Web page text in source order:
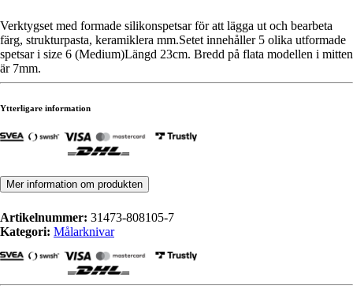
Verktygset med formade silikonspetsar för att lägga ut och bearbeta
färg, strukturpasta, keramiklera mm.Setet innehåller 5 olika utformade
spetsar i size 6 (Medium)Längd 23cm. Bredd på flata modellen i mitten
är 7mm.
Ytterligare information
Mer information om produkten
Artikelnummer: 31473-808105-7
Kategori: Målarknivar